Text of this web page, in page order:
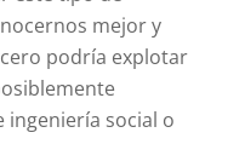
mejor y
podría explotar
ingeniería social o